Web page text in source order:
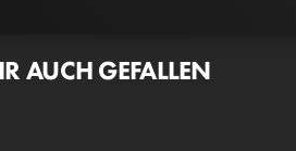
AUCH GEFALLEN